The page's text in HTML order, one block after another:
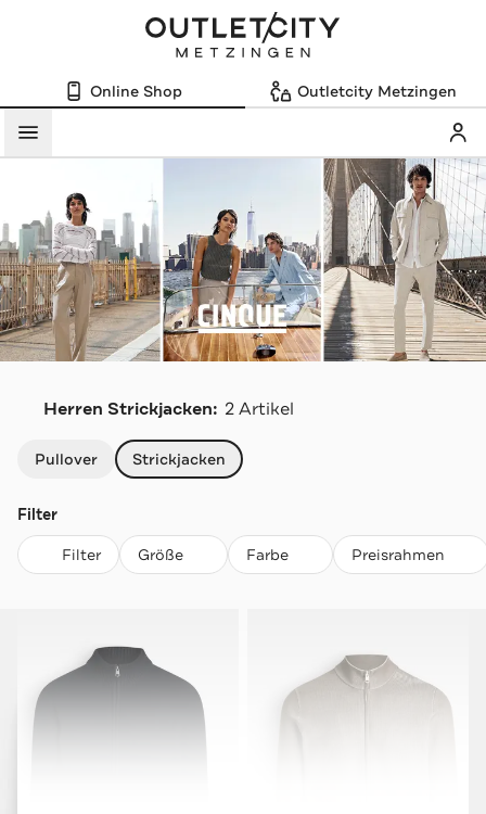
Online Shop Outletcity Metzingen
Menü
Herren Strickjacken: 2 Artikel
Pullover Strickjacken
Filter
Filter Größe Farbe Preisrahmen